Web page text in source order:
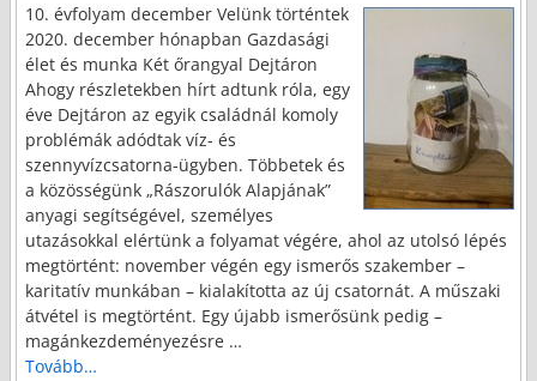
10. évfolyam december Velünk történtek
2020. december hónapban Gazdasági
élet és munka Két őrangyal Dejtáron
Ahogy részletekben hírt adtunk róla, egy
éve Dejtáron az egyik családnál komoly
problémák adódtak víz- és
szennyvízcsatorna-ügyben. Többetek és
a közösségünk „Rászorulók Alapjának”
anyagi segítségével, személyes
utazásokkal elértünk a folyamat végére, ahol az utolsó lépés
megtörtént: november végén egy ismerős szakember –
karitatív munkában – kialakította az új csatornát. A műszaki
átvétel is megtörtént. Egy újabb ismerősünk pedig –
magánkezdeményezésre …
Tovább…